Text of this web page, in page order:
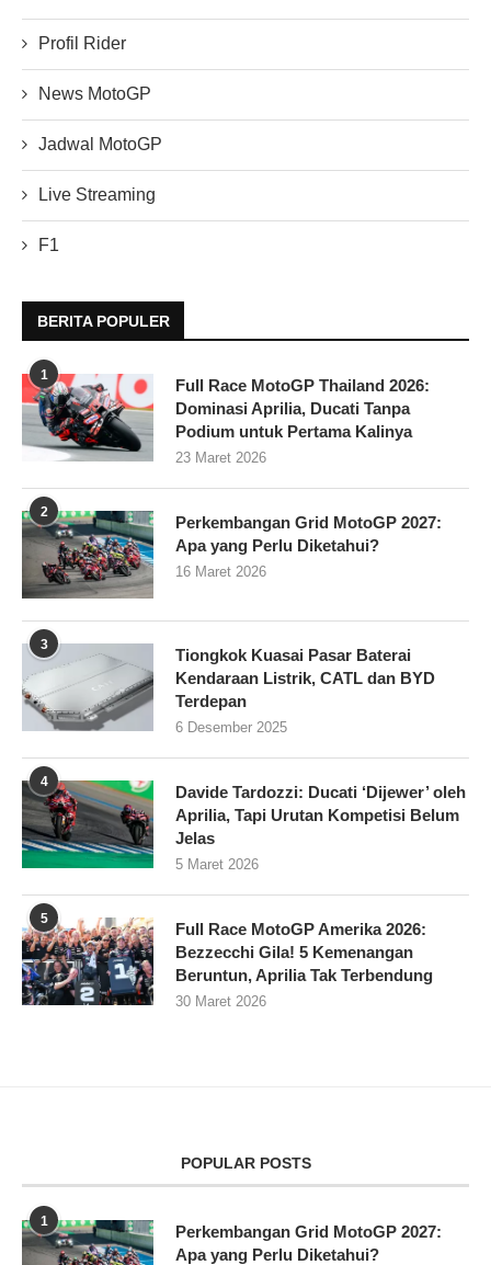
Profil Rider
News MotoGP
Jadwal MotoGP
Live Streaming
F1
BERITA POPULER
1
Full Race MotoGP Thailand 2026:
Dominasi Aprilia, Ducati Tanpa
Podium untuk Pertama Kalinya
23 Maret 2026
2
Perkembangan Grid MotoGP 2027:
Apa yang Perlu Diketahui?
16 Maret 2026
3
Tiongkok Kuasai Pasar Baterai
Kendaraan Listrik, CATL dan BYD
Terdepan
6 Desember 2025
4
Davide Tardozzi: Ducati ‘Dijewer’ oleh
Aprilia, Tapi Urutan Kompetisi Belum
Jelas
5 Maret 2026
5
Full Race MotoGP Amerika 2026:
Bezzecchi Gila! 5 Kemenangan
Beruntun, Aprilia Tak Terbendung
30 Maret 2026
POPULAR POSTS
1
Perkembangan Grid MotoGP 2027:
Apa yang Perlu Diketahui?